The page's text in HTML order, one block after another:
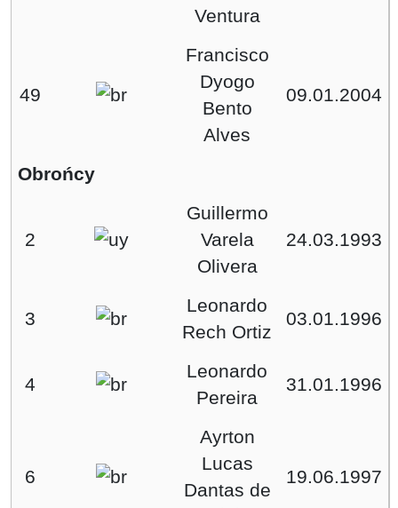
Ventura
49
Francisco
Dyogo
Bento
Alves
09.01.2004
Obrońcy
2
Guillermo
Varela
Olivera
24.03.1993
3
Leonardo
Rech Ortiz
03.01.1996
4
Leonardo
Pereira
31.01.1996
6
Ayrton
Lucas
Dantas de
19.06.1997